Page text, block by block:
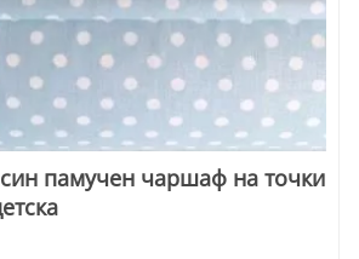
памучен чаршаф на точки